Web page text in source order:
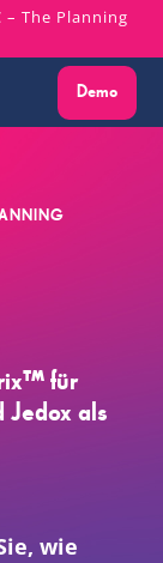
– The Planning
Demo
für
als
wie